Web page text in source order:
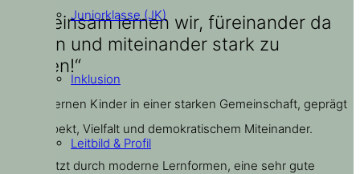
Juniorklasse (JK)
Inklusion
Leitbild & Profil
„Gemeinsam lernen wir, füreinander da
zu sein und miteinander stark zu
werden!“
Bei uns lernen Kinder in einer starken Gemeinschaft, geprägt
von Respekt, Vielfalt und demokratischem Miteinander.
Unterstützt durch moderne Lernformen, eine sehr gute